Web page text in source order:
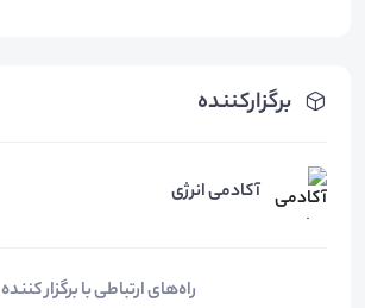
برگزارکننده
آکادمی انرژی
راه‌های ارتباطی با برگزار کننده